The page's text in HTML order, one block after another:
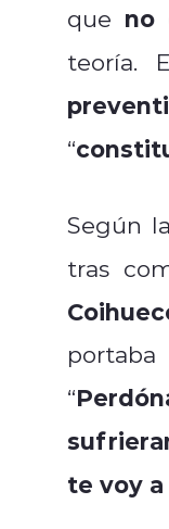
que no
teoría.
“
Según
tras
portaba
“
te voy